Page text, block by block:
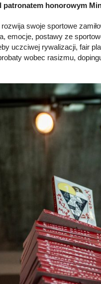
honorowym
swoje sportowe
postawy ze
uczciwej rywalizacji, fair
wobec rasizmu,